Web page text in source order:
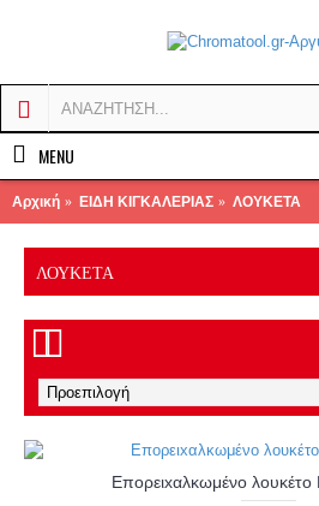
MENU
Αρχική ΕΙΔΗ ΚΙΓΚΑΛΕΡΙΑΣ ΛΟΥΚΕΤΑ
ΛΟΥΚΕΤΑ
Επορειxαλκωμένo